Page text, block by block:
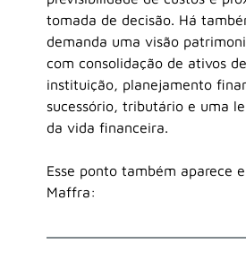
tomada de decisão. Há
demanda uma visão
com consolidação de ativos
instituição, planejamento
sucessório, tributário e uma
da vida financeira.
Esse ponto também aparece
Maffra: